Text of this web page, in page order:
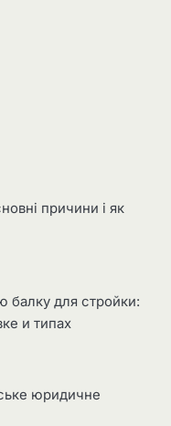
причини і як
балку для стройки:
и типах
юридичне